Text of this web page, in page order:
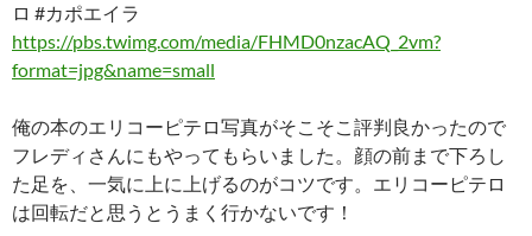
ロ #カポエイラ
https://pbs.twimg.com/media/FHMD0nzacAQ_2vm?
format=jpg&name=small
俺の本のエリコーピテロ写真がそこそこ評判良かったので
フレディさんにもやってもらいました。顔の前まで下ろし
た足を、一気に上に上げるのがコツです。エリコーピテロ
は回転だと思うとうまく行かないです！